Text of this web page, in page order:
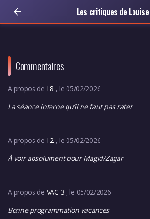
Les critiques de Louise
Commentaires
A propos de I 8 , le 05/02/2026
La séance interne qu’il ne faut pas rater
A propos de I 2 , le 05/02/2026
À voir absolument pour Magid/Zagar
A propos de VAC 3 , le 05/02/2026
Bonne programmation vacances